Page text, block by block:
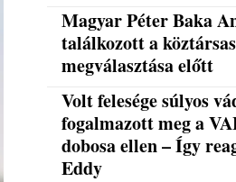
Magyar Péter Baka
találkozott a
megválasztása előtt
Volt felesége súlyos
fogalmazott meg a
dobosa ellen – Így
Eddy